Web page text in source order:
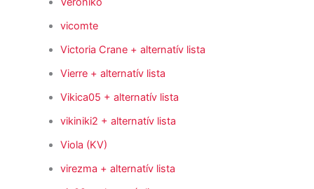
vicomte
Victoria Crane + alternatív lista
Vierre + alternatív lista
Vikica05 + alternatív lista
vikiniki2 + alternatív lista
Viola (KV)
virezma + alternatív lista